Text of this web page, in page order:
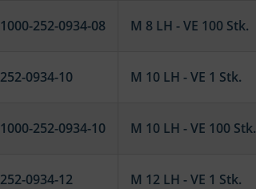
1000-252-0934-08 M 8 LH - VE 100 Stk.
252-0934-10 M 10 LH - VE 1 Stk.
1000-252-0934-10 M 10 LH - VE 100 Stk.
252-0934-12 M 12 LH - VE 1 Stk.